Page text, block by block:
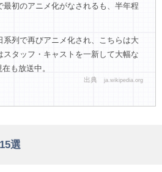
最初のアニメ化がなされるも、半年程
系列で再びアニメ化され、こちらは大
スタッフ・キャストを一新して大幅な
も放送中。
出典 ja.wikipedia.org
選